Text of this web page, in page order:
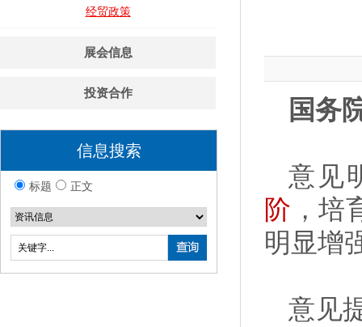
经贸政策
展会信息
投资合作
信息搜索
标题 正文
国务
意见
阶 ，
明显增
意见